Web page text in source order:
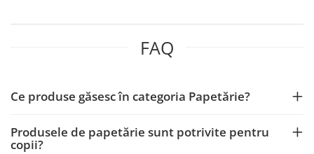
FAQ
Ce produse găsesc în categoria Papetărie?
Produsele de papetărie sunt potrivite pentru
copii?